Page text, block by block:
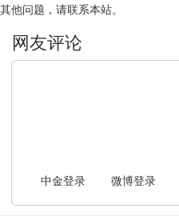
其他问题，请联系本站。
中金登录 微博登录